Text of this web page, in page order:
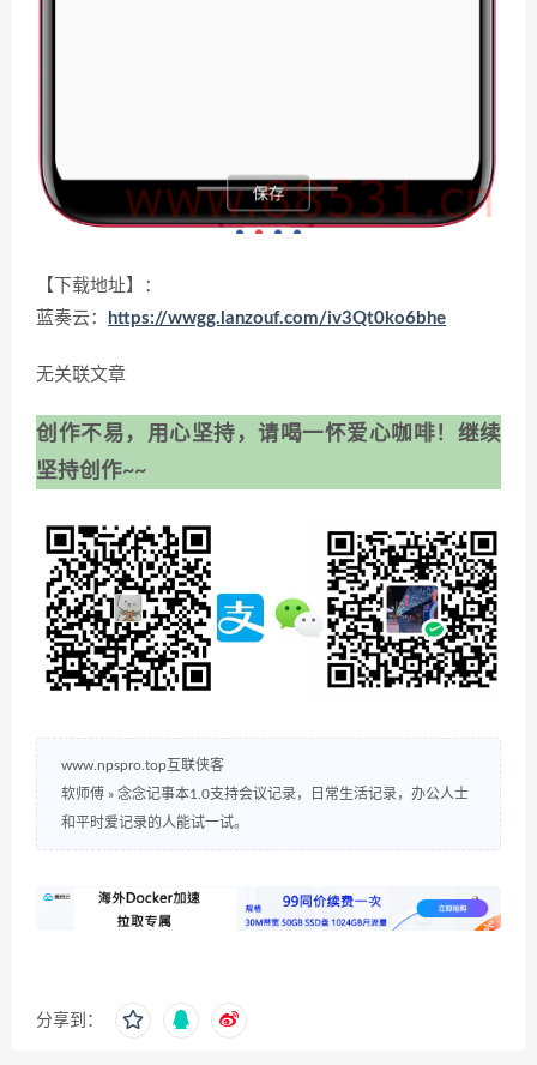
【下载地址】：
蓝奏云：
https://wwgg.lanzouf.com/iv3Qt0ko6bhe
无关联文章
创作不易，用心坚持，请喝一怀爱心咖啡！继续
坚持创作~~
www.npspro.top互联侠客
软师傅 » 念念记事本1.0支持会议记录，日常生活记录，办公人士
和平时爱记录的人能试一试。
分享到：